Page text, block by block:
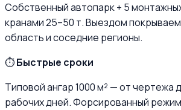
Собственный автопарк + 5
кранами 25–50 т. Выездом
область и соседние регионы.
⏱️Быстрые сроки
Типовой ангар 1000 м² — от чертежа
рабочих дней. Форсированный